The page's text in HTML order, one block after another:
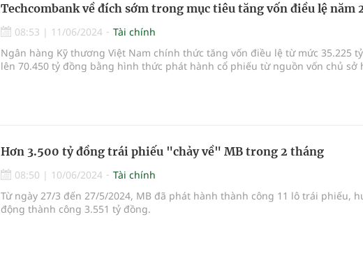
Techcombank về đích sớm trong mục tiêu tăng vốn điều lệ năm
08:53 | 11/06/2024
Tài chính
Ngân hàng Kỹ thương Việt Nam chính thức tăng vốn điều lệ từ mức 35.225
lên 70.450 tỷ đồng bằng hình thức phát hành cổ phiếu từ nguồn vốn chủ sở
Hơn 3.500 tỷ đồng trái phiếu "chảy về" MB trong 2 tháng
08:50 | 10/06/2024
Tài chính
Từ ngày 27/3 đến 27/5/2024, MB đã phát hành thành công 11 lô trái phiếu,
động thành công 3.551 tỷ đồng.